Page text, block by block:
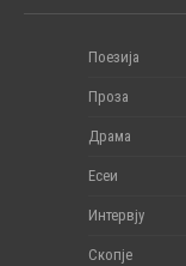
Поезија
Проза
Драма
Есеи
Интервју
Скопје